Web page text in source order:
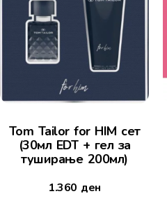
Tom Tailor for HIM сет
(30мл EDT + гел за
туширање 200мл)
1.360 ден